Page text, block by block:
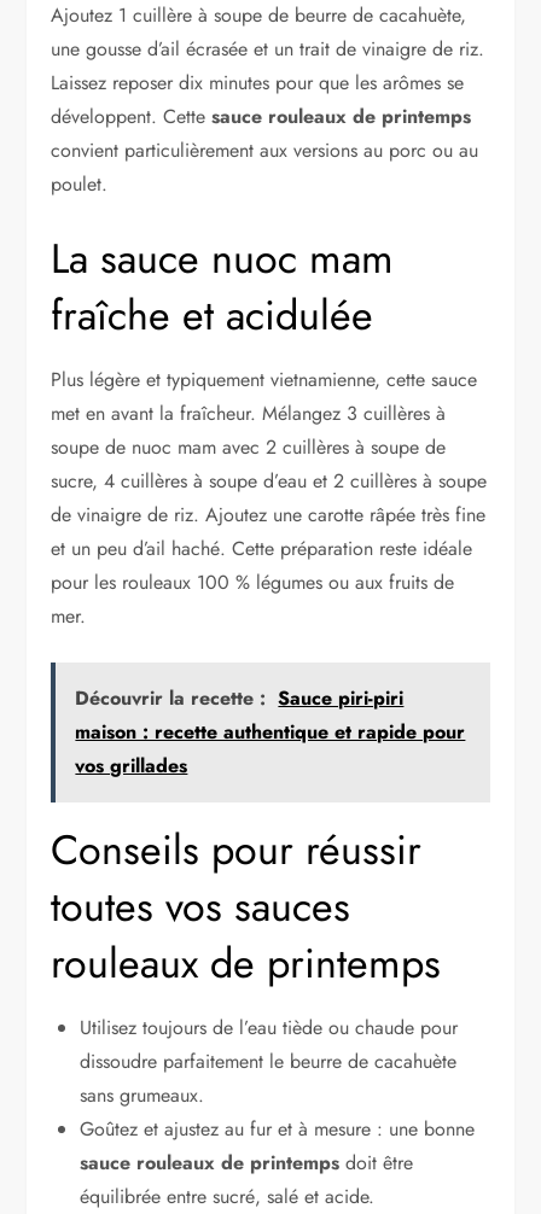
Ajoutez 1 cuillère à soupe de beurre de cacahuète,
une gousse d’ail écrasée et un trait de vinaigre de riz.
Laissez reposer dix minutes pour que les arômes se
développent. Cettesauce rouleaux de printemps
convient particulièrement aux versions au porc ou au
poulet.
La sauce nuoc mam
fraîche et acidulée
Plus légère et typiquement vietnamienne, cette sauce
met en avant la fraîcheur. Mélangez 3 cuillères à
soupe de nuoc mam avec 2 cuillères à soupe de
sucre, 4 cuillères à soupe d’eau et 2 cuillères à soupe
de vinaigre de riz. Ajoutez une carotte râpée très fine
et un peu d’ail haché. Cette préparation reste idéale
pour les rouleaux 100 % légumes ou aux fruits de
mer.
Découvrir la recette : Sauce piri-piri
maison : recette authentique et rapide pour
vos grillades
Conseils pour réussir
toutes vos sauces
rouleaux de printemps
Utilisez toujours de l’eau tiède ou chaude pour
dissoudre parfaitement le beurre de cacahuète
sans grumeaux.
Goûtez et ajustez au fur et à mesure : une bonne
sauce rouleaux de printemps doit être
équilibrée entre sucré, salé et acide.